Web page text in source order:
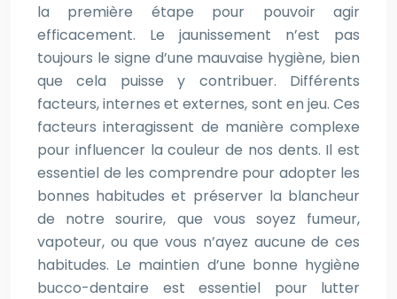
la première étape pour pouvoir agir
efficacement. Le jaunissement n’est pas
toujours le signe d’une mauvaise hygiène, bien
que cela puisse y contribuer. Différents
facteurs, internes et externes, sont en jeu. Ces
facteurs interagissent de manière complexe
pour influencer la couleur de nos dents. Il est
essentiel de les comprendre pour adopter les
bonnes habitudes et préserver la blancheur
de notre sourire, que vous soyez fumeur,
vapoteur, ou que vous n’ayez aucune de ces
habitudes. Le maintien d’une bonne hygiène
bucco-dentaire est essentiel pour lutter